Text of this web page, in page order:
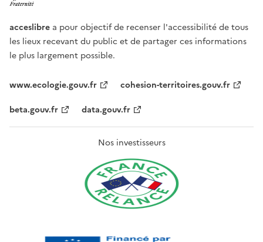
acceslibre a pour objectif de recenser l'accessibilité de tous
les lieux recevant du public et de partager ces informations
le plus largement possible.
www.ecologie.gouv.fr
cohesion-territoires.gouv.fr
beta.gouv.fr
data.gouv.fr
Nos investisseurs